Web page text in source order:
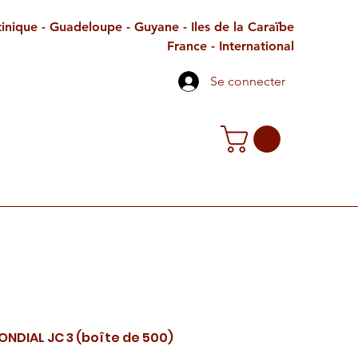
- Guadeloupe - Guyane - Iles de la Caraïbe
France - International
Se connecter
JC 3 (boîte de 500)